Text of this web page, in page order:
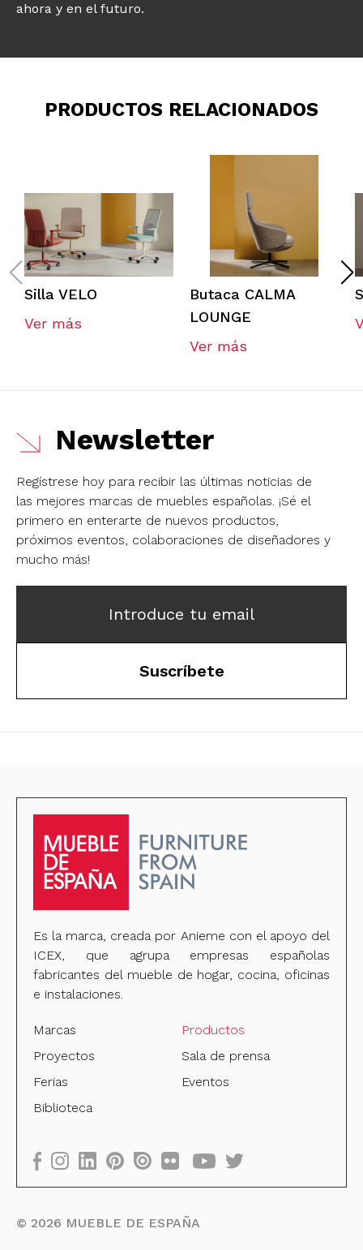
ahora y en el futuro.
PRODUCTOS RELACIONADOS
Silla VELO
Ver más
Butaca CALMA
LOUNGE
Ver más
Newsletter
Regístrese hoy para recibir las últimas noticias de
las mejores marcas de muebles españolas. ¡Sé el
primero en enterarte de nuevos productos,
próximos eventos, colaboraciones de diseñadores y
mucho más!
Introduce tu email
Suscríbete
Es la marca, creada por Anieme con el apoyo del
ICEX, que agrupa empresas españolas
fabricantes del mueble de hogar, cocina, oficinas
e instalaciones.
Marcas
Productos
Proyectos
Sala de prensa
Ferias
Eventos
Biblioteca
© 2026 MUEBLE DE ESPAÑA